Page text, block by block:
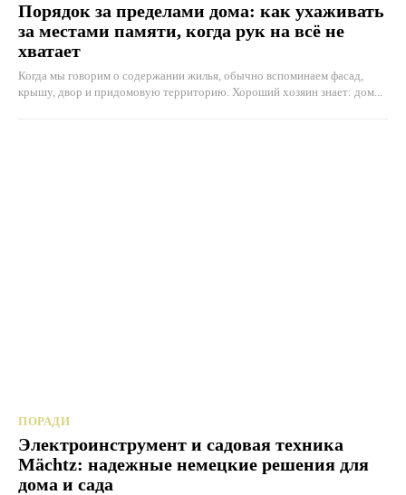
Порядок за пределами дома: как ухаживать
за местами памяти, когда рук на всё не
хватает
Когда мы говорим о содержании жилья, обычно вспоминаем фасад,
крышу, двор и придомовую территорию. Хороший хозяин знает: дом...
ПОРАДИ
Электроинструмент и садовая техника
Mächtz: надежные немецкие решения для
дома и сада